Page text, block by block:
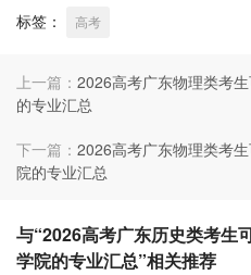
标签： 高考
上一篇： 2026高考广东物理类考
的专业汇总
下一篇： 2026高考广东物理类考
院的专业汇总
与“2026高考广东历史类考生
学院的专业汇总”相关推荐